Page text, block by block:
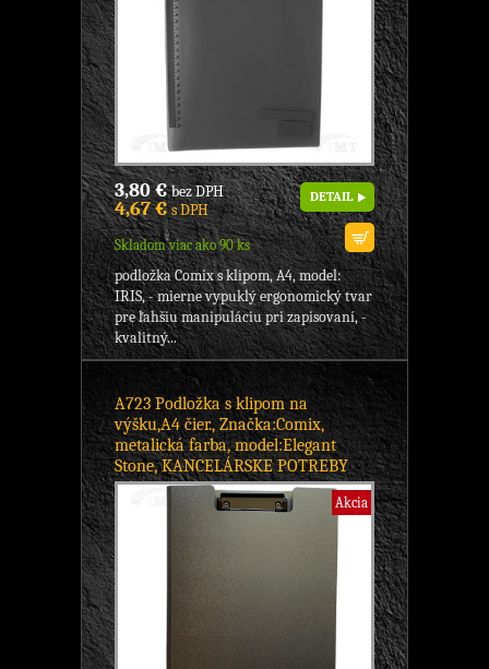
3,80 €bez DPH
4,67 €s DPH
Skladom viac ako 90 ks
DETAIL
podložka Comix s klipom, A4, model:
IRIS, - mierne vypuklý ergonomický tvar
pre ľahšiu manipuláciu pri zapisovaní, -
kvalitný...
A723 Podložka s klipom na
výšku,A4 čier., Značka:Comix,
metalická farba, model:Elegant
Stone, KANCELÁRSKE POTREBY
Akcia